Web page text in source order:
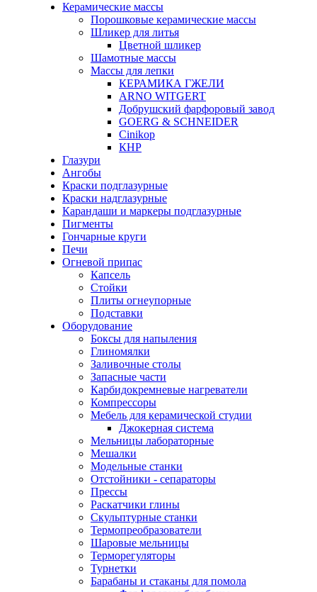
Керамические массы
Порошковые керамические массы
Шликер для литья
Цветной шликер
Шамотные массы
Массы для лепки
КЕРАМИКА ГЖЕЛИ
ARNO WITGERT
Добрушский фарфоровый завод
GOERG & SCHNEIDER
Cinikop
КНР
Глазури
Ангобы
Краски подглазурные
Краски надглазурные
Карандаши и маркеры подглазурные
Пигменты
Гончарные круги
Печи
Огневой припас
Капсель
Стойки
Плиты огнеупорные
Подставки
Оборудование
Боксы для напыления
Глиномялки
Заливочные столы
Запасные части
Карбидокремневые нагреватели
Компрессоры
Мебель для керамической студии
Джокерная система
Мельницы лабораторные
Мешалки
Модельные станки
Отстойники - сепараторы
Прессы
Раскатчики глины
Скульптурные станки
Термопреобразователи
Шаровые мельницы
Терморегуляторы
Турнетки
Барабаны и стаканы для помола